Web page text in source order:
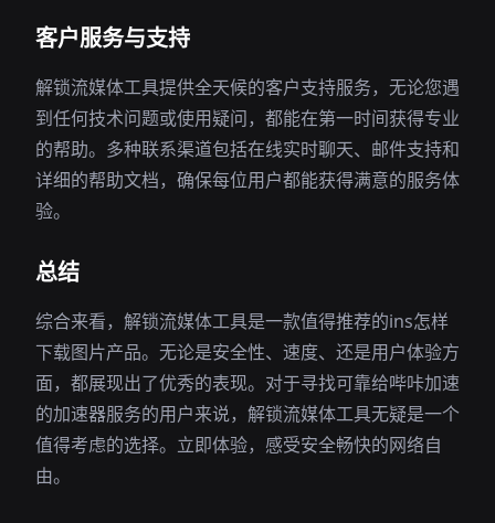
客户服务与支持
解锁流媒体工具提供全天候的客户支持服务，无论您遇
到任何技术问题或使用疑问，都能在第一时间获得专业
的帮助。多种联系渠道包括在线实时聊天、邮件支持和
详细的帮助文档，确保每位用户都能获得满意的服务体
验。
总结
综合来看，解锁流媒体工具是一款值得推荐的ins怎样
下载图片产品。无论是安全性、速度、还是用户体验方
面，都展现出了优秀的表现。对于寻找可靠给哔咔加速
的加速器服务的用户来说，解锁流媒体工具无疑是一个
值得考虑的选择。立即体验，感受安全畅快的网络自
由。